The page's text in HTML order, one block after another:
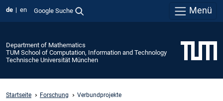
de en Google Suche Menü
Department of Mathematics
TUM School of Computation, Information and Technology
Technische Universität München
Startseite Forschung Verbundprojekte